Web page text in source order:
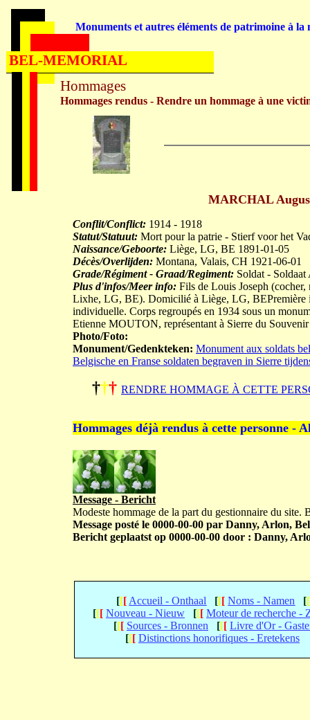
MARCHAL
Conflit/Conflict: 1914 - 1918
Statut/Statuut: Mort pour la patrie - Stierf voor het
Naissance/Geboorte: Liège, LG, BE 1891-01-05
Décès/Overlijden: Montana, Valais, CH 1921-06-01
Grade/Régiment - Graad/Regiment: Soldat -
Plus d'infos/Meer info: Fils de Louis Joseph
Lixhe, LG, BE). Domicilié à Liège, LG, BEPremière
individuelle. Corps regroupés en 1934 sous un
Etienne MOUTON, représentant à Sierre du Souvenir
Photo/Foto:
Monument/Gedenkteken: Monument aux soldats
Belgische en Franse soldaten begraven in Sierre
††† RENDRE HOMMAGE À CETTE
Hommages déjà rendus à cette personne -
Message - Bericht
Modeste hommage de la part du gestionnaire du site.
Message posté le 0000-00-00 par Danny, Arlon,
Bericht geplaatst op 0000-00-00 door : Danny,
[[[ Accueil - Onthaal [[[ Noms - Namen [[
[[[ Nouveau - Nieuw [[[ Moteur de recherche -
[[[ Sources - Bronnen [[[ Livre d'Or -
[[[ Distinctions honorifiques - Eretekens
Hommages
Hommages rendus - Rendre un hommage à une
Monuments et autres éléments de patrimoine à la
BEL-MEMORIAL